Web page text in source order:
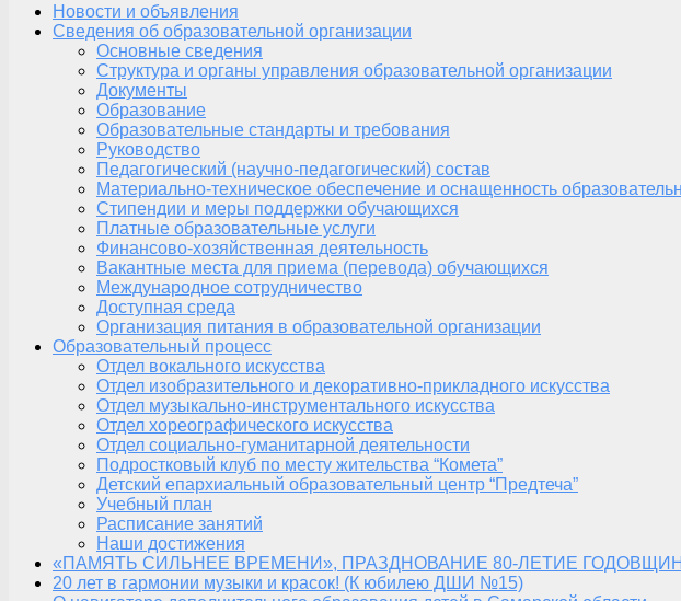
Новости и объявления
Сведения об образовательной организации
Основные сведения
Структура и органы управления образовательной организации
Документы
Образование
Образовательные стандарты и требования
Руководство
Педагогический (научно-педагогический) состав
Материально-техническое обеспечение и оснащенность
Стипендии и меры поддержки обучающихся
Платные образовательные услуги
Финансово-хозяйственная деятельность
Вакантные места для приема (перевода) обучающихся
Международное сотрудничество
Доступная среда
Организация питания в образовательной организации
Образовательный процесс
Отдел вокального искусства
Отдел изобразительного и декоративно-прикладного искусства
Отдел музыкально-инструментального искусства
Отдел хореографического искусства
Отдел социально-гуманитарной деятельности
Подростковый клуб по месту жительства “Комета”
Детский епархиальный образовательный центр “Предтеча”
Учебный план
Расписание занятий
Наши достижения
«ПАМЯТЬ СИЛЬНЕЕ ВРЕМЕНИ», ПРАЗДНОВАНИЕ 80-ЛЕТИЕ
20 лет в гармонии музыки и красок! (К юбилею ДШИ №15)